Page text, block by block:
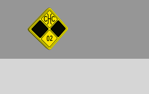
springen